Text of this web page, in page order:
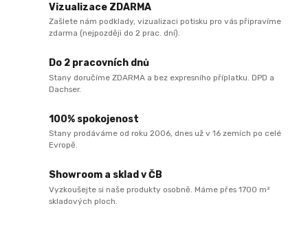
Vizualizace ZDARMA
Zašlete nám podklady, vizualizaci potisku pro vás připravíme
zdarma (nejpozději do 2 prac. dní).
Do 2 pracovních dnů
Stany doručíme ZDARMA a bez expresního příplatku. DPD a
Dachser.
100% spokojenost
Stany prodáváme od roku 2006, dnes už v 16 zemích po celé
Evropě.
Showroom a sklad v ČB
Vyzkoušejte si naše produkty osobně. Máme přes 1700 m²
skladových ploch.